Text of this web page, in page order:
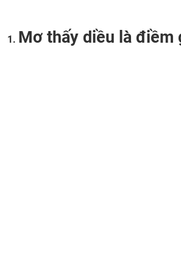
1. Mơ thấy diều là điềm